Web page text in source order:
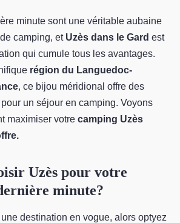
d'une offre de
pour un
2023•3 min de lecture
minute sont une véritable aubaine
camping, et Uzès dans le Gard est
qui cumule tous les avantages.
région du Languedoc-
, ce bijou méridional offre des
un séjour en camping. Voyons
maximiser votre camping Uzès
Uzès pour votre
minute?
destination en vogue, alors optyez